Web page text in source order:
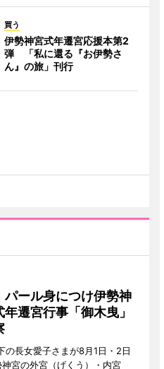
買う
伊勢神宮式年遷宮応援本第2
弾 「私に還る『お伊勢さ
ん』の旅」刊行
パール身につけ伊勢神
遷宮行事「御木曳」
の長女愛子さまが8月1日・2日
宮の外宮（げくう）・内宮